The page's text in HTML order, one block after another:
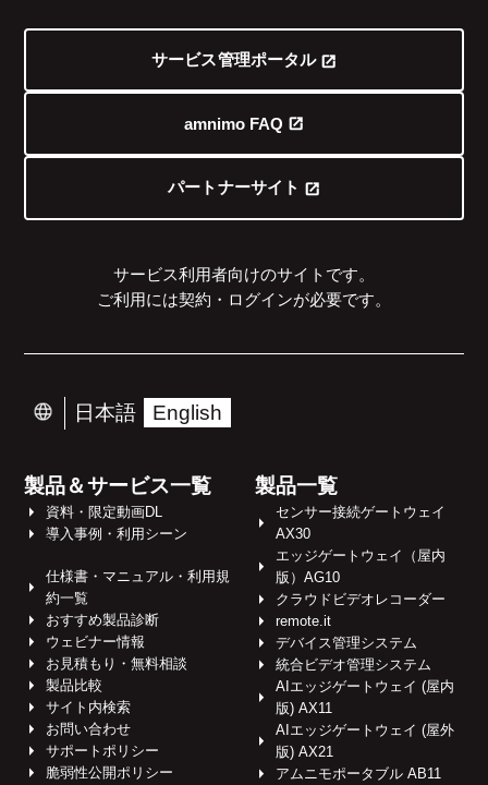
サービス管理ポータル
amnimo FAQ
パートナーサイト
サービス利用者向けのサイトです。
ご利用には契約・ログインが必要です。
日本語 English
製品＆サービス一覧
資料・限定動画DL
導入事例・利用シーン
仕様書・マニュアル・利用規
約一覧
おすすめ製品診断
ウェビナー情報
お見積もり・無料相談
製品比較
サイト内検索
お問い合わせ
サポートポリシー
脆弱性公開ポリシー
製品一覧
センサー接続ゲートウェイ
AX30
エッジゲートウェイ（屋内
版）AG10
クラウドビデオレコーダー
remote.it
デバイス管理システム
統合ビデオ管理システム
AIエッジゲートウェイ (屋内
版) AX11
AIエッジゲートウェイ (屋外
版) AX21
アムニモポータブル AB11